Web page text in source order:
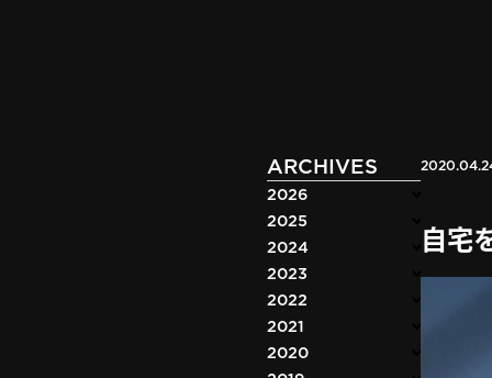
ARCHIVES
2026
2025
2024
2023
2022
2021
2020
自宅